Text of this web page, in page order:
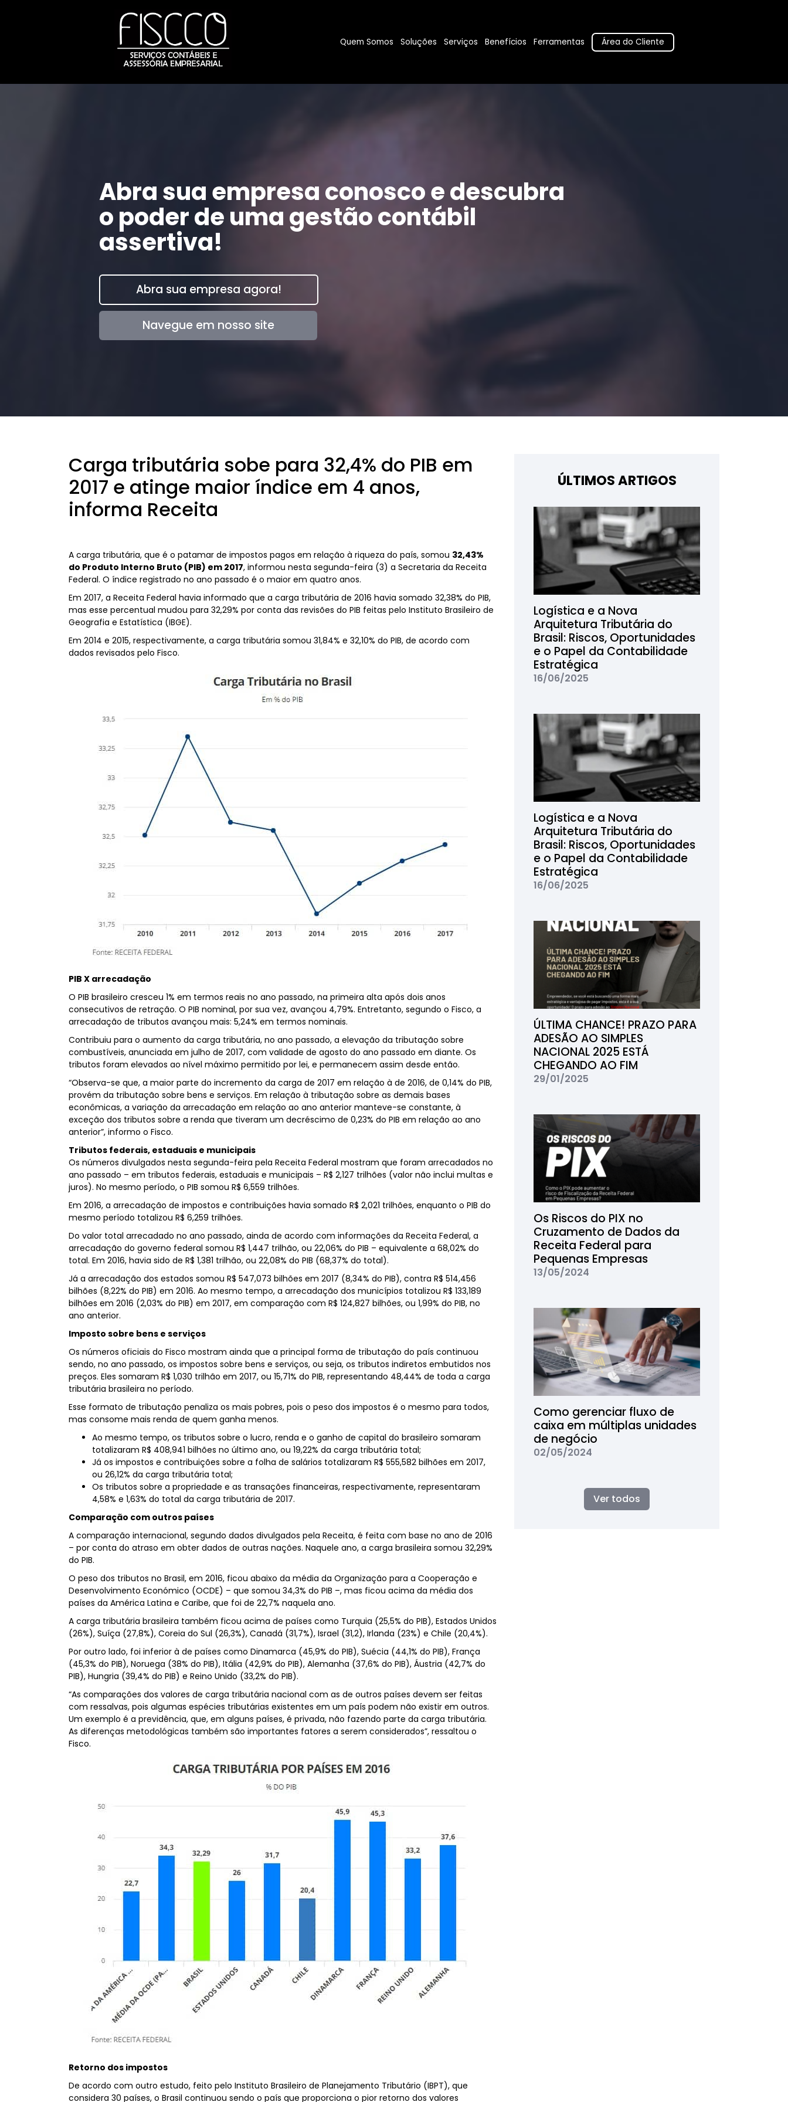
Quem Somos Soluções Serviços Benefícios Ferramentas Área do Cliente
Abra sua empresa conosco e descubra
o poder de uma gestão contábil
assertiva!
Abra sua empresa agora!
Navegue em nosso site
Carga tributária sobe para 32,4% do PIB em
2017 e atinge maior índice em 4 anos,
informa Receita
A carga tributária, que é o patamar de impostos pagos em relação à riqueza do país, somou 32,43%
do Produto Interno Bruto (PIB) em 2017, informou nesta segunda-feira (3) a Secretaria da Receita
Federal. O índice registrado no ano passado é o maior em quatro anos.
Em 2017, a Receita Federal havia informado que a carga tributária de 2016 havia somado 32,38% do PIB,
mas esse percentual mudou para 32,29% por conta das revisões do PIB feitas pelo Instituto Brasileiro de
Geografia e Estatística (IBGE).
Em 2014 e 2015, respectivamente, a carga tributária somou 31,84% e 32,10% do PIB, de acordo com
dados revisados pelo Fisco.
PIB X arrecadação
O PIB brasileiro cresceu 1% em termos reais no ano passado, na primeira alta após dois anos
consecutivos de retração. O PIB nominal, por sua vez, avançou 4,79%. Entretanto, segundo o Fisco, a
arrecadação de tributos avançou mais: 5,24% em termos nominais.
Contribuiu para o aumento da carga tributária, no ano passado, a elevação da tributação sobre
combustíveis, anunciada em julho de 2017, com validade de agosto do ano passado em diante. Os
tributos foram elevados ao nível máximo permitido por lei, e permanecem assim desde então.
“Observa-se que, a maior parte do incremento da carga de 2017 em relação à de 2016, de 0,14% do PIB,
provém da tributação sobre bens e serviços. Em relação à tributação sobre as demais bases
econômicas, a variação da arrecadação em relação ao ano anterior manteve-se constante, à
exceção dos tributos sobre a renda que tiveram um decréscimo de 0,23% do PIB em relação ao ano
anterior”, informo o Fisco.
Tributos federais, estaduais e municipais
Os números divulgados nesta segunda-feira pela Receita Federal mostram que foram arrecadados no
ano passado – em tributos federais, estaduais e municipais – R$ 2,127 trilhões (valor não inclui multas e
juros). No mesmo período, o PIB somou R$ 6,559 trilhões.
Em 2016, a arrecadação de impostos e contribuições havia somado R$ 2,021 trilhões, enquanto o PIB do
mesmo período totalizou R$ 6,259 trilhões.
Do valor total arrecadado no ano passado, ainda de acordo com informações da Receita Federal, a
arrecadação do governo federal somou R$ 1,447 trilhão, ou 22,06% do PIB – equivalente a 68,02% do
total. Em 2016, havia sido de R$ 1,381 trilhão, ou 22,08% do PIB (68,37% do total).
Já a arrecadação dos estados somou R$ 547,073 bilhões em 2017 (8,34% do PIB), contra R$ 514,456
bilhões (8,22% do PIB) em 2016. Ao mesmo tempo, a arrecadação dos municípios totalizou R$ 133,189
bilhões em 2016 (2,03% do PIB) em 2017, em comparação com R$ 124,827 bilhões, ou 1,99% do PIB, no
ano anterior.
Imposto sobre bens e serviços
Os números oficiais do Fisco mostram ainda que a principal forma de tributação do país continuou
sendo, no ano passado, os impostos sobre bens e serviços, ou seja, os tributos indiretos embutidos nos
preços. Eles somaram R$ 1,030 trilhão em 2017, ou 15,71% do PIB, representando 48,44% de toda a carga
tributária brasileira no período.
Esse formato de tributação penaliza os mais pobres, pois o peso dos impostos é o mesmo para todos,
mas consome mais renda de quem ganha menos.
Ao mesmo tempo, os tributos sobre o lucro, renda e o ganho de capital do brasileiro somaram
totalizaram R$ 408,941 bilhões no último ano, ou 19,22% da carga tributária total;
Já os impostos e contribuições sobre a folha de salários totalizaram R$ 555,582 bilhões em 2017,
ou 26,12% da carga tributária total;
Os tributos sobre a propriedade e as transações financeiras, respectivamente, representaram
4,58% e 1,63% do total da carga tributária de 2017.
Comparação com outros países
A comparação internacional, segundo dados divulgados pela Receita, é feita com base no ano de 2016
– por conta do atraso em obter dados de outras nações. Naquele ano, a carga brasileira somou 32,29%
do PIB.
O peso dos tributos no Brasil, em 2016, ficou abaixo da média da Organização para a Cooperação e
Desenvolvimento Económico (OCDE) – que somou 34,3% do PIB –, mas ficou acima da média dos
países da América Latina e Caribe, que foi de 22,7% naquela ano.
A carga tributária brasileira também ficou acima de países como Turquia (25,5% do PIB), Estados Unidos
(26%), Suíça (27,8%), Coreia do Sul (26,3%), Canadá (31,7%), Israel (31,2), Irlanda (23%) e Chile (20,4%).
Por outro lado, foi inferior à de países como Dinamarca (45,9% do PIB), Suécia (44,1% do PIB), França
(45,3% do PIB), Noruega (38% do PIB), Itália (42,9% do PIB), Alemanha (37,6% do PIB), Áustria (42,7% do
PIB), Hungria (39,4% do PIB) e Reino Unido (33,2% do PIB).
“As comparações dos valores de carga tributária nacional com as de outros países devem ser feitas
com ressalvas, pois algumas espécies tributárias existentes em um país podem não existir em outros.
Um exemplo é a previdência, que, em alguns países, é privada, não fazendo parte da carga tributária.
As diferenças metodológicas também são importantes fatores a serem considerados”, ressaltou o
Fisco.
Retorno dos impostos
De acordo com outro estudo, feito pelo Instituto Brasileiro de Planejamento Tributário (IBPT), que
considera 30 países, o Brasil continuou sendo o país que proporciona o pior retorno dos valores
ÚLTIMOS ARTIGOS
Logística e a Nova
Arquitetura Tributária do
Brasil: Riscos, Oportunidades
e o Papel da Contabilidade
Estratégica
16/06/2025
Logística e a Nova
Arquitetura Tributária do
Brasil: Riscos, Oportunidades
e o Papel da Contabilidade
Estratégica
16/06/2025
ÚLTIMA CHANCE! PRAZO PARA
ADESÃO AO SIMPLES
NACIONAL 2025 ESTÁ
CHEGANDO AO FIM
29/01/2025
Os Riscos do PIX no
Cruzamento de Dados da
Receita Federal para
Pequenas Empresas
13/05/2024
Como gerenciar fluxo de
caixa em múltiplas unidades
de negócio
02/05/2024
Ver todos